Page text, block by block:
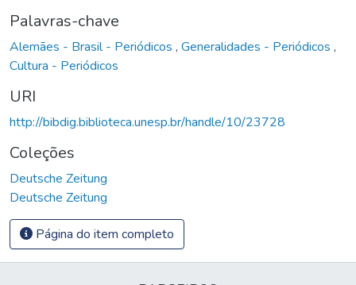
Palavras-chave
Alemães - Brasil - Periódicos , Generalidades - Periódicos ,
Cultura - Periódicos
URI
http://bibdig.biblioteca.unesp.br/handle/10/23728
Coleções
Deutsche Zeitung
Deutsche Zeitung
Página do item completo